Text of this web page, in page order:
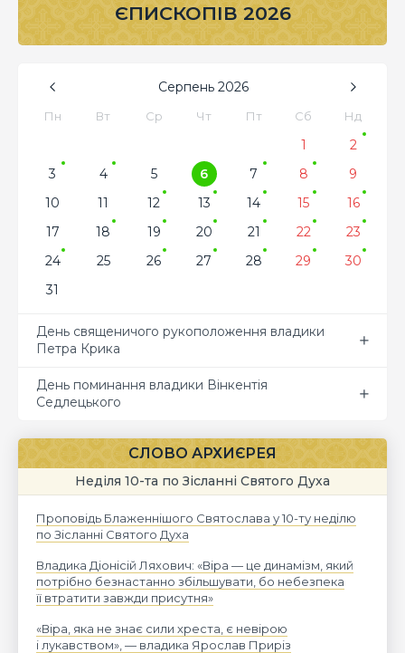
ЄПИСКОПІВ 2026
Серпень 2026
Пн Вт Ср Чт Пт Сб Нд
1
2
3
4 5 6 7 8
9
10
11 12 13 14 15
16
17
18 19 20 21 22
23
24
25 26 27 28 29
30
31
День священичого рукоположення владики
Петра Крика
День поминання владики Вінкентія
Седлецького
СЛОВО АРХИЄРЕЯ
Неділя 10-та по Зісланні Святого Духа
Проповідь Блаженнішого Святослава у 10-ту неділю
по Зісланні Святого Духа
Владика Діонісій Ляхович: «Віра — це динамізм, який
потрібно безнастанно збільшувати, бо небезпека
її втратити завжди присутня»
«Віра, яка не знає сили хреста, є невірою
і лукавством», — владика Ярослав Приріз